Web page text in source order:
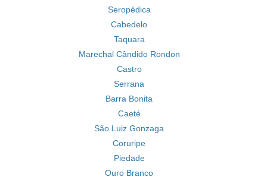
Seropédica
Cabedelo
Taquara
Marechal Cândido Rondon
Castro
Serrana
Barra Bonita
Caeté
São Luiz Gonzaga
Coruripe
Piedade
Ouro Branco